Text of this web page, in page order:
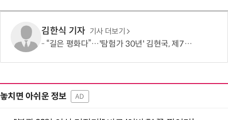
김한식 기자 기사 더보기
“길은 평화다”…'탐험가 30년' 김현국, 제7차 유라시아 대륙횡단 나선다
놓치면 아쉬운 정보 AD